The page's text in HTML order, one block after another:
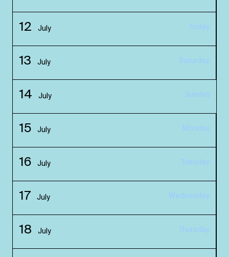
12 July Friday
13 July Saturday
14 July Sunday
15 July Monday
16 July Tuesday
17 July Wednesday
18 July Thursday